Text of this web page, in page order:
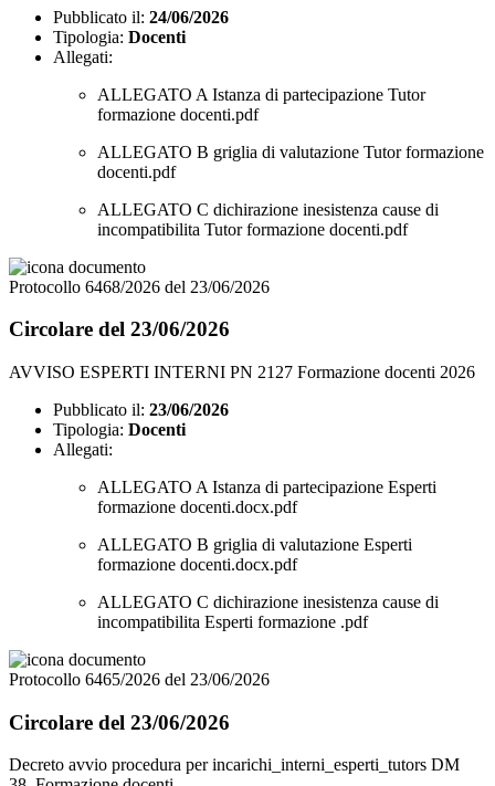
Pubblicato il: 24/06/2026
Tipologia: Docenti
Allegati:
ALLEGATO A Istanza di partecipazione Tutor
formazione docenti.pdf
ALLEGATO B griglia di valutazione Tutor formazione
docenti.pdf
ALLEGATO C dichirazione inesistenza cause di
incompatibilita Tutor formazione docenti.pdf
Protocollo 6468/2026 del 23/06/2026
Circolare del 23/06/2026
AVVISO ESPERTI INTERNI PN 2127 Formazione docenti 2026
Pubblicato il: 23/06/2026
Tipologia: Docenti
Allegati:
ALLEGATO A Istanza di partecipazione Esperti
formazione docenti.docx.pdf
ALLEGATO B griglia di valutazione Esperti
formazione docenti.docx.pdf
ALLEGATO C dichirazione inesistenza cause di
incompatibilita Esperti formazione .pdf
Protocollo 6465/2026 del 23/06/2026
Circolare del 23/06/2026
Decreto avvio procedura per incarichi_interni_esperti_tutors DM